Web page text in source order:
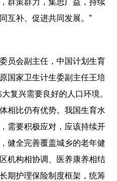
互补、促进共同发展。”
员会副主任，中国计划生育
国家卫生计生委副主任王培
复兴需要良好的人口环境。
相比仍有优势。我国生育水
需要积极应对，应该持续开
健全完善覆盖城乡的老年健
机构相协调、医养康养相结
期护理保险制度框架，统筹